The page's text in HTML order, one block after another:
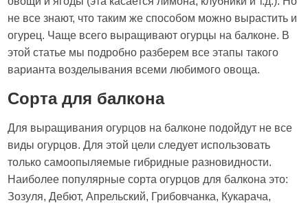
не все знают, что таким же способом можно вырастить и
огурец. Чаще всего выращивают огурцы на балконе. В
этой статье мы подробно разберем все этапы такого
варианта возделывания всеми любимого овоща.
Сорта для балкона
Для выращивания огурцов на балконе подойдут не все
виды огурцов. Для этой цели следует использовать
только самоопыляемые гибридные разновидности.
Наиболее популярные сорта огурцов для балкона это:
Зозуля, Дебют, Апрельский, Грибовчанка, Кукарача,